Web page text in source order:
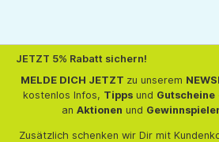
JETZT 5% Rabatt sichern!
MELDE DICH JETZT zu unserem
kostenlos Infos, Tippsund Gutscheine
an Aktionen und
Zusätzlich schenken wir Dir mit